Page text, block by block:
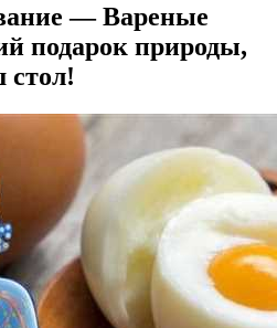
— Вареные
подарок природы,